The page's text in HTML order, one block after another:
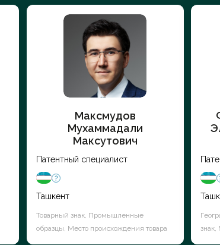
Максмудов
Мухаммадали
Максутович
Патентный специалист
Ташкент
Товарный знак, Промышленные
образцы, Место происхождения товара
знак,